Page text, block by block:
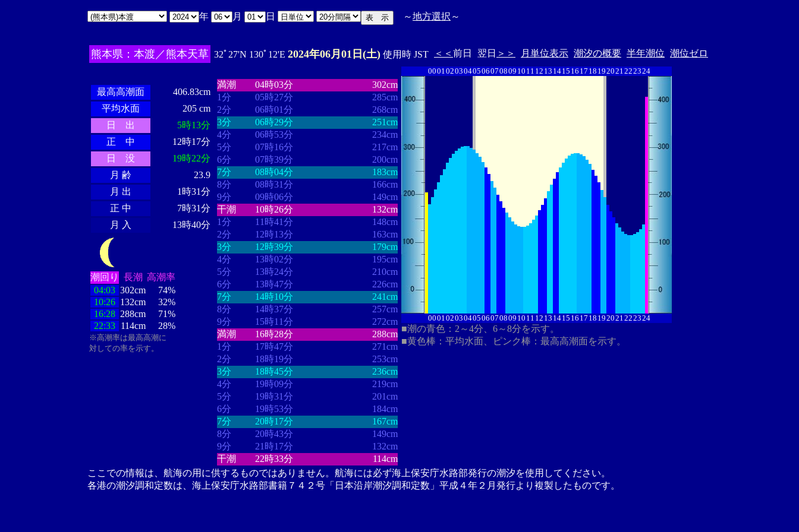
年 月 日 ～地方選択 ～
熊本県：本渡／熊本天草 32ﾟ27'N 130ﾟ12'E 2024年06月01日(土) 使用時 JST ＜＜ 前日 翌日 ＞＞ 月単位表示 潮汐の概要 半年潮位 潮位ゼロ
最高高潮面
406.83cm
平均水面
205 cm
日 出
5時13分
正 中
12時17分
日 没
19時22分
月 齢
23.9
月 出
1時31分
正 中
7時31分
月 入
13時40分
潮回り 長潮 高潮率
04:03 302cm
74%
10:26 132cm
32%
16:28 288cm
71%
22:33 114cm 28%
※高潮率は最高高潮に
対しての率を示す。
満潮
04時03分
302cm
1分
05時27分
285cm
2分
06時01分
268cm
3分
06時29分
251cm
4分
06時53分
234cm
5分
07時16分
217cm
6分
07時39分
200cm
7分
08時04分
183cm
8分
08時31分
166cm
9分
09時06分
149cm
干潮
10時26分
132cm
1分
11時41分
148cm
2分
12時13分
163cm
3分
12時39分
179cm
4分
13時02分
195cm
5分
13時24分
210cm
6分
13時47分
226cm
7分
14時10分
241cm
8分
14時37分
257cm
9分
15時11分
272cm
満潮
16時28分
288cm
1分
17時47分
271cm
2分
18時19分
253cm
3分
18時45分
236cm
4分
19時09分
219cm
5分
19時31分
201cm
6分
19時53分
184cm
7分
20時17分
167cm
8分
20時43分
149cm
9分
21時17分
132cm
干潮
22時33分 114cm
00010203040506070809 10 11 12 13 1415 16 17 18 192021222324
00010203040506070809 10 11 12 13 1415 16 17 18 192021222324
■潮の青色：2～4分、6～8分を示す。
■黄色棒：平均水面、ピンク棒：最高高潮面を示す。
ここでの情報は、航海の用に供するものではありません。航海には必ず海上保安庁水路部発行の潮汐を使用してください。
各港の潮汐調和定数は、海上保安庁水路部書籍７４２号「日本沿岸潮汐調和定数」平成４年２月発行より複製したものです。